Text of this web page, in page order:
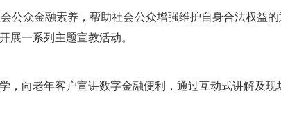
公众金融素养，帮助社会公众增强维护自身合法权益
展一系列主题宣教活动。
，向老年客户宣讲数字金融便利，通过互动式讲解及